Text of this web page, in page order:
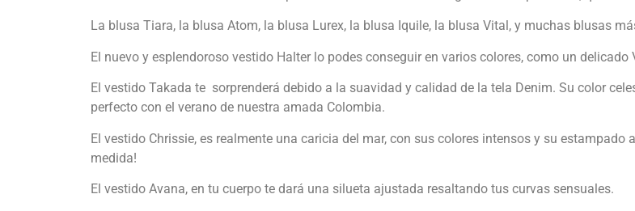
La blusa Tiara, la blusa Atom, la blusa Lurex, la blusa Iquile, la blusa Vital, y muchas blusas
El nuevo y esplendoroso vestido Halter lo podes conseguir en varios colores, como un
El vestido Takada te sorprenderá debido a la suavidad y calidad de la tela Denim. Su color
perfecto con el verano de nuestra amada Colombia.
El vestido Chrissie, es realmente una caricia del mar, con sus colores intensos y su
medida!
El vestido Avana, en tu cuerpo te dará una silueta ajustada resaltando tus curvas sensuales.